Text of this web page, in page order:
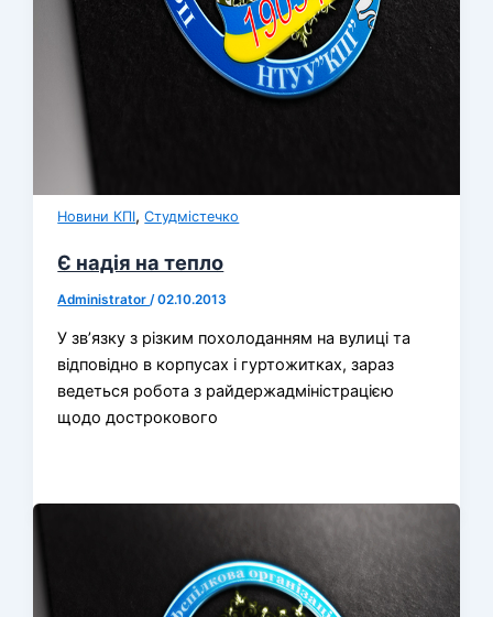
Новини КПІ,Студмістечко
Є надія на тепло
Administrator /02.10.2013
У зв’язку з різким похолоданням на вулиці та
відповідно в корпусах і гуртожитках, зараз
ведеться робота з райдержадміністрацією
щодо дострокового